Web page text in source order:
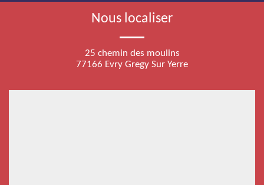
Nous localiser
25 chemin des moulins
77166 Evry Gregy Sur Yerre